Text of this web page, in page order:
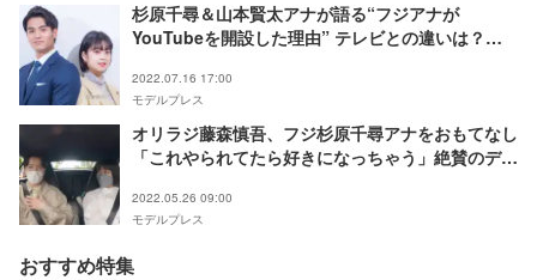
杉原千尋＆山本賢太アナが語る“フジアナが
YouTubeを開設した理由” テレビとの違いは？
＜“素”っぴんトーク＞】
2022.07.16 17:00
モデルプレス
オリラジ藤森慎吾、フジ杉原千尋アナをおもてなし
「これやられてたら好きになっちゃう」絶賛のデー
2022.05.26 09:00
モデルプレス
おすすめ特集